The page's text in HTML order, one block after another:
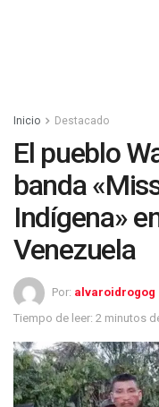
Inicio Destacado
El pueblo
banda
Indígena»
Venezuela
Por: alvaroidrogog
Tiempo de leer: 2 minutos